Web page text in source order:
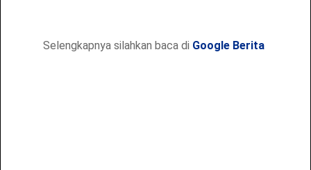
Selengkapnya silahkan baca di Google Berita